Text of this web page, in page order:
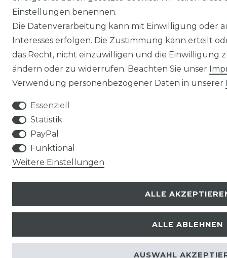
Einstellungen benennen.
Die Datenverarbeitung kann mit Einwilligung oder
Interesses erfolgen. Die Zustimmung kann erteilt
das Recht, nicht einzuwilligen und die Einwilligung
ändern oder zu widerrufen. Beachten Sie unser
Verwendung personenbezogener Daten in unserer
Essenziell
Statistik
PayPal
Funktional
Weitere Einstellungen
ALLE
ALLE ABLEHNEN
AUSWAHL